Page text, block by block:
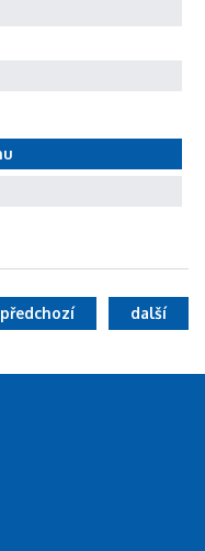
další
předchozí